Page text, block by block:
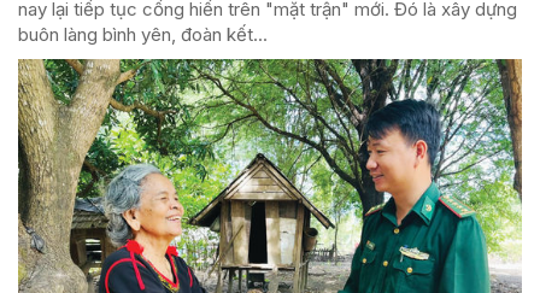
nay lại tiếp tục cống hiến trên "mặt trận" mới. Đó là xây dựng
buôn làng bình yên, đoàn kết...